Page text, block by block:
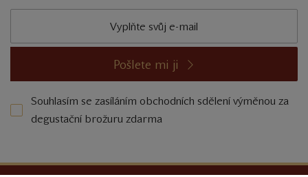
Pošlete mi ji
Souhlasím se zasíláním obchodních sdělení výměnou za
degustační brožuru zdarma